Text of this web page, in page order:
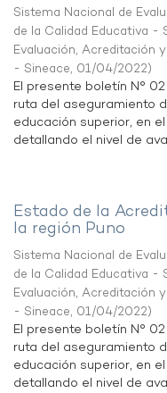
Sistema Nacional de
de la Calidad Educativa -
Evaluación, Acreditación
- Sineace, 01/04/2022)
El presente boletín N°
ruta del aseguramiento
educación superior, en
detallando el nivel de
Estado de la
la región Puno
Sistema Nacional de
de la Calidad Educativa -
Evaluación, Acreditación
- Sineace, 01/04/2022)
El presente boletín N°
ruta del aseguramiento
educación superior, en
detallando el nivel de